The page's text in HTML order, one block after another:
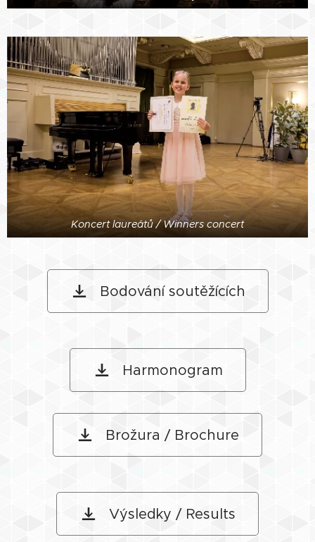
Koncert laureátů / Winners concert
Bodování soutěžících
Harmonogram
Brožura / Brochure
Výsledky / Results